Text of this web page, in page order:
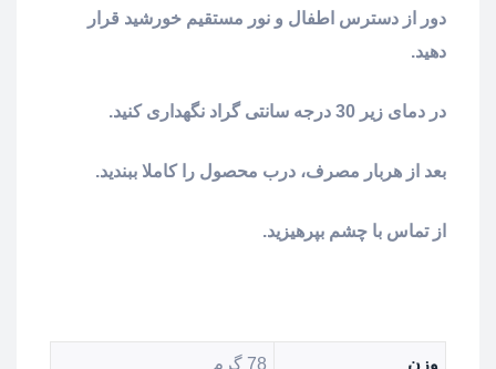
دور از دسترس اطفال و نور مستقیم خورشید قرار
دهید.
در دمای زیر 30 درجه سانتی گراد نگهداری کنید.
بعد از هربار مصرف، درب محصول را کاملا ببندید.
از تماس با چشم بپرهیزید.
وزن 78 گرم